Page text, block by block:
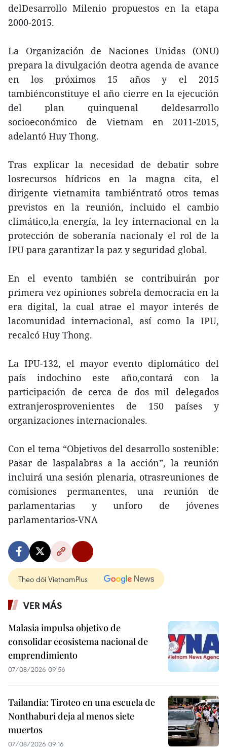
delDesarrollo Milenio propuestos en la etapa
2000-2015.
La Organización de Naciones Unidas (ONU)
prepara la divulgación deotra agenda de avance
en los próximos 15 años y el 2015
tambiénconstituye el año cierre en la ejecución
del plan quinquenal deldesarrollo
socioeconómico de Vietnam en 2011-2015,
adelantó Huy Thong.
Tras explicar la necesidad de debatir sobre
losrecursos hídricos en la magna cita, el
dirigente vietnamita tambiéntrató otros temas
previstos en la reunión, incluido el cambio
climático,la energía, la ley internacional en la
protección de soberanía nacionaly el rol de la
IPU para garantizar la paz y seguridad global.
En el evento también se contribuirán por
primera vez opiniones sobrela democracia en la
era digital, la cual atrae el mayor interés de
lacomunidad internacional, así como la IPU,
recalcó Huy Thong.
La IPU-132, el mayor evento diplomático del
país indochino este año,contará con la
participación de cerca de dos mil delegados
extranjerosprovenientes de 150 países y
organizaciones internacionales.
Con el tema “Objetivos del desarrollo sostenible:
Pasar de laspalabras a la acción”, la reunión
incluirá una sesión plenaria, otrasreuniones de
comisiones permanentes, una reunión de
parlamentarias y unforo de jóvenes
parlamentarios-VNA
Theo dõi VietnamPlus
VER MÁS
Malasia impulsa objetivo de
consolidar ecosistema nacional de
emprendimiento
07/08/2026 09:56
Tailandia: Tiroteo en una escuela de
Nonthaburi deja al menos siete
muertos
07/08/2026 09:16